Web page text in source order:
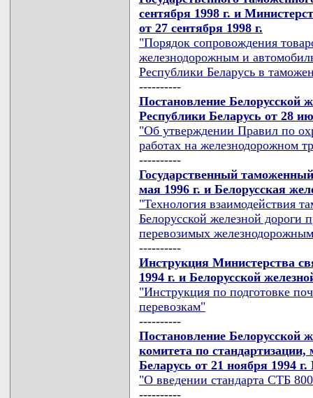
сентября 1998 г. и
от 27 сентября 1998 г.
"Порядок сопровождения
железнодорожным и
Республики Беларусь в
----------
Постановление Белорусской
Республики Беларусь от 28
"Об утверждении Правил по
работах на железнодорожном
----------
Государственный
мая 1996 г. и Белорусская
"Технология взаимодействия
Белорусской железной дороги
перевозимых
----------
Инструкция Министерства
1994 г. и Белорусской
"Инструкция по подготовке
перевозкам"
----------
Постановление Белорусской
комитета по
Беларусь от 21 ноября 1994
"О введении стандарта СТБ
----------